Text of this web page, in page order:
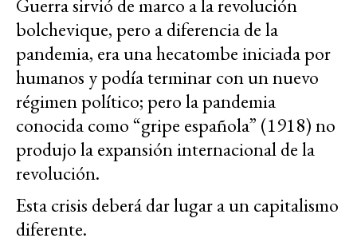
Guerra sirvió de marco a la revolución
bolchevique, pero a diferencia de la
pandemia, era una hecatombe iniciada por
humanos y podía terminar con un nuevo
régimen político; pero la pandemia
conocida como “gripe española” (1918) no
produjo la expansión internacional de la
revolución.
Esta crisis deberá dar lugar a un capitalismo
diferente.